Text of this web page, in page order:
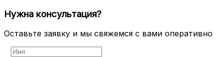
Нужна консультация?
Оставьте заявку и мы свяжемся с вами оперативно